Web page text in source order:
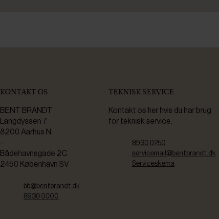
KONTAKT OS
BENT BRANDT
Langdyssen 7
8200 Aarhus N
-
Bådehavnsgade 2C
2450 København SV
bb@bentbrandt.dk
8930 0000
TEKNISK SERVICE
Kontakt os her hvis du har brug
for teknisk service.
8930 0250
servicemail@bentbrandt.dk
Serviceskema